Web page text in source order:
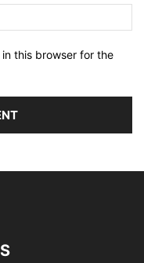
this browser for the